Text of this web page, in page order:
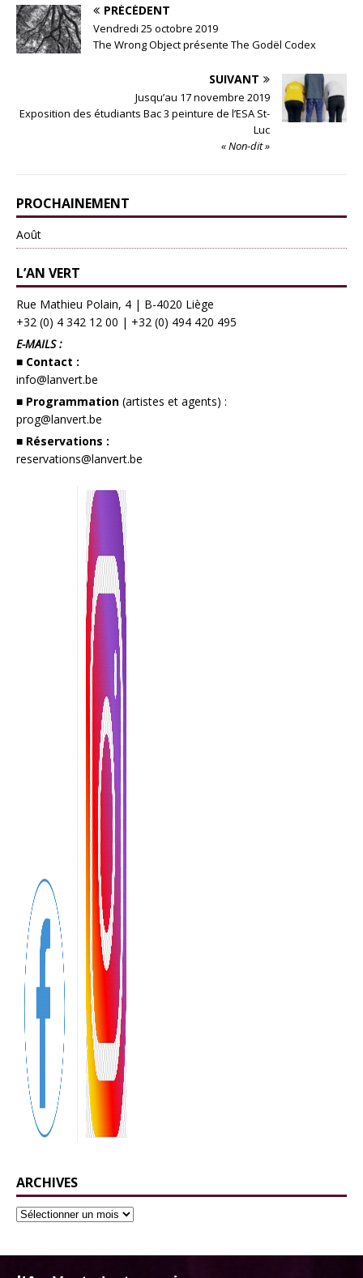
PRÉCÉDENT
Vendredi 25 octobre 2019
The Wrong Object présente The Godël Codex
SUIVANT
Jusqu’au 17 novembre 2019
Exposition des étudiants Bac 3 peinture de l’ESA St-
Luc
« Non-dit »
PROCHAINEMENT
Août
L’AN VERT
Rue Mathieu Polain, 4 | B-4020 Liège
+32 (0) 4 342 12 00 | +32 (0) 494 420 495
E-MAILS :
■ Contact :
info@lanvert.be
■ Programmation (artistes et agents) :
prog@lanvert.be
■ Réservations :
reservations@lanvert.be
ARCHIVES